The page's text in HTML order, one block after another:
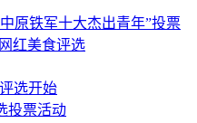
原铁军十大杰出青年”投票
红美食评选
选开始
投票活动